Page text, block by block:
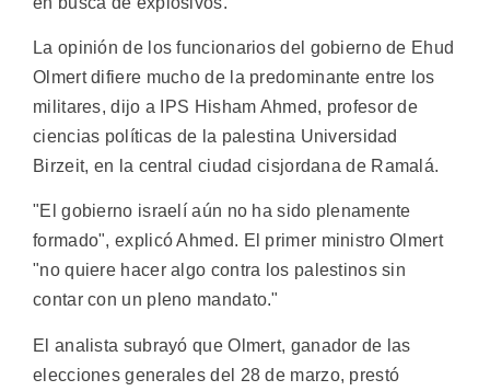
La opinión de los funcionarios del gobierno de Ehud
Olmert difiere mucho de la predominante entre los
militares, dijo a IPS Hisham Ahmed, profesor de
ciencias políticas de la palestina Universidad
Birzeit, en la central ciudad cisjordana de Ramalá.
"El gobierno israelí aún no ha sido plenamente
formado", explicó Ahmed. El primer ministro Olmert
"no quiere hacer algo contra los palestinos sin
contar con un pleno mandato."
El analista subrayó que Olmert, ganador de las
elecciones generales del 28 de marzo, prestó